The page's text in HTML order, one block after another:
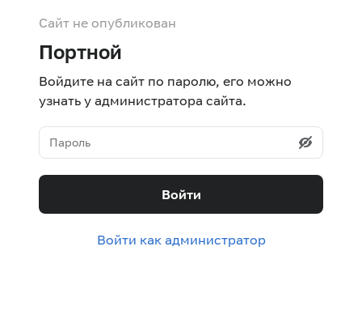
Сайт не опубликован
Портной
Войдите на сайт по паролю, его можно
узнать у администратора сайта.
Войти
Войти как администратор